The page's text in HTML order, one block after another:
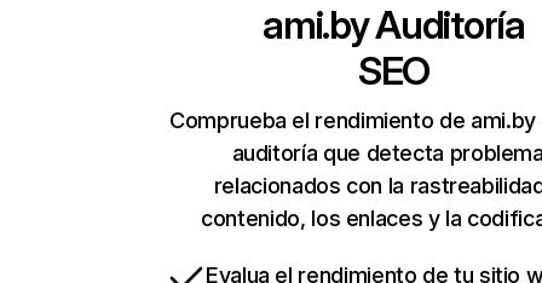
ami.byAuditoría
SEO
Comprueba el rendimiento de ami.by
auditoría que detecta
relacionados con la
contenido, los enlaces y la
Evalua el rendimiento de tu sitio